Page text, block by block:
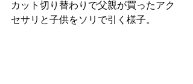
カット切り替わりで父親が買ったアク
セサリと子供をソリで引く様子。